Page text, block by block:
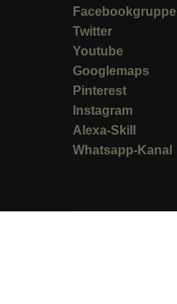
Facebookgruppe
Twitter
Youtube
Googlemaps
Pinterest
Instagram
Alexa-Skill
Whatsapp-Kanal